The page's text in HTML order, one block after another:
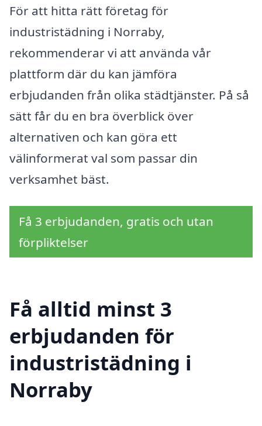
För att hitta rätt företag för
industristädning i Norraby,
rekommenderar vi att använda vår
plattform där du kan jämföra
erbjudanden från olika städtjänster. På så
sätt får du en bra överblick över
alternativen och kan göra ett
välinformerat val som passar din
verksamhet bäst.
Få 3 erbjudanden, gratis och utan
förpliktelser
Få alltid minst 3
erbjudanden för
industristädning i
Norraby